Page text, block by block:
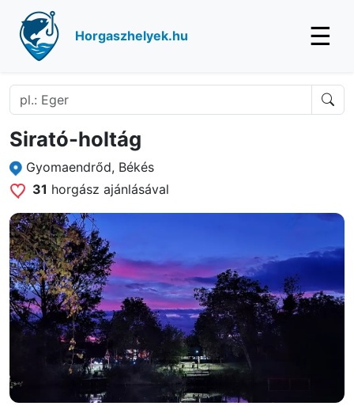
Horgaszhelyek.hu ☰
Sirató-holtág
Gyomaendrőd, Békés
31 horgász ajánlásával